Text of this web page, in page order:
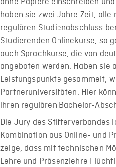
ohne Papiere einschreiben
haben sie zwei Jahre Zeit, alle
regulären Studienabschluss
Studierenden Onlinekurse, so
auch Sprachkurse, die von
angeboten werden. Haben sie
Leistungspunkte gesammelt,
Partneruniversitäten. Hier
ihren regulären Bachelor-
Die Jury des Stifterverbandes
Kombination aus Online- und
zeige, dass mit technischen
Lehre und Präsenzlehre